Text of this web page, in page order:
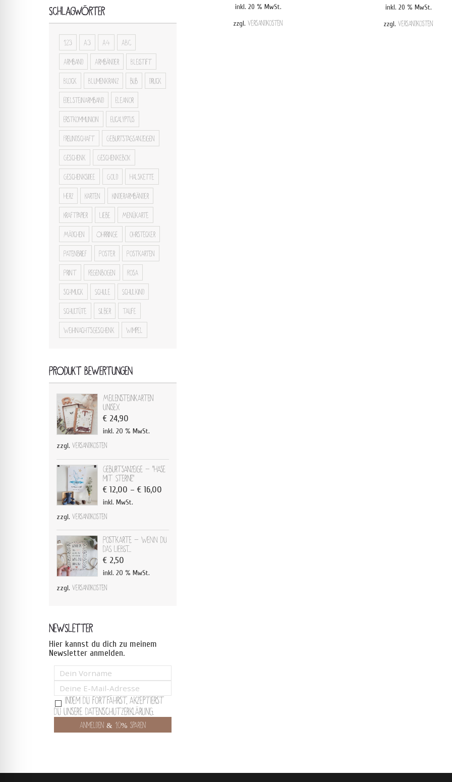
inkl. 20 % MwSt.
zzgl.Versandkosten
€ 17,90
inkl. 20 % MwSt.
zzgl.Versandkosten
SCHLAGWÖRTER
123 A3 A4 ABC
Armband Armbänder Bleistift
Block Blumenkranz bub druck
Edelsteinarmband Eleanor
Erstkommunion Eucalyptus
Freundschaft Geburtstagsanzeigen
Geschenk Geschenkebox
Geschenksidee Gold Halskette
Herz Karten Kinderarmbänder
Kraftpapier Liebe Menükarte
Mädchen Ohrringe ohrstecker
Patenbrief Poster Postkarten
Print Regenbogen Rosa
schmuck Schule Schulkind
Schultüte Silber Taufe
Weihnachtsgeschenk Wimpel
PRODUKT BEWERTUNGEN
Meilensteinkarten
Unisex
€24,90
inkl. 20 % MwSt.
zzgl. Versandkosten
Geburtsanzeige - "Hase
mit Sterne"
€12,00 –€16,00
inkl. MwSt.
zzgl. Versandkosten
Postkarte - WENN DU
DAS LIEBST...
€2,50
inkl. 20 % MwSt.
zzgl. Versandkosten
NEWSLETTER
Hier kannst du dich zu meinem
Newsletter anmelden.
Indem Du fortfährst, akzeptierst
Du unsere Datenschutzerklärung.